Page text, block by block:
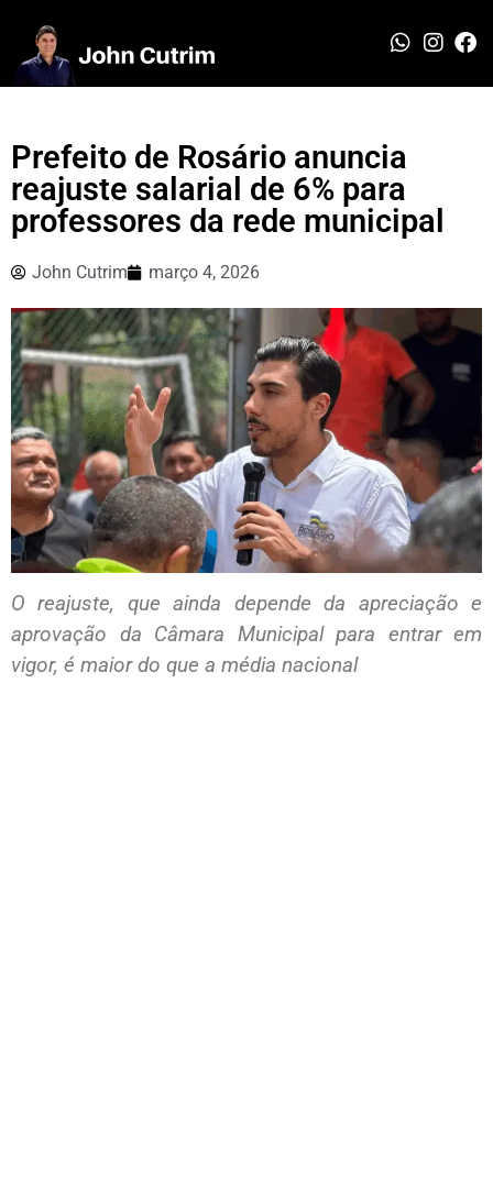
Prefeito de Rosário anuncia
reajuste salarial de 6% para
professores da rede municipal
John Cutrim março 4, 2026
O reajuste, que ainda depende da apreciação e
aprovação da Câmara Municipal para entrar em
vigor, é maior do que a média nacional